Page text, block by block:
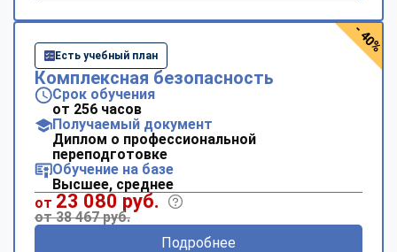
Есть учебный план
Комплексная безопасность
Срок обучения
от 256 часов
Получаемый документ
Диплом о профессиональной
переподготовке
Обучение на базе
Высшее, среднее
от 23 080 руб.
от 38 467 руб.
Подробнее
- 40%